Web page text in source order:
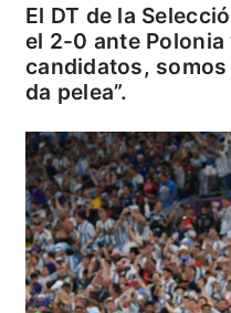
El DT de la
el 2-0 ante
candidatos,
da pelea”.